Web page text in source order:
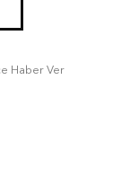
Haber Ver